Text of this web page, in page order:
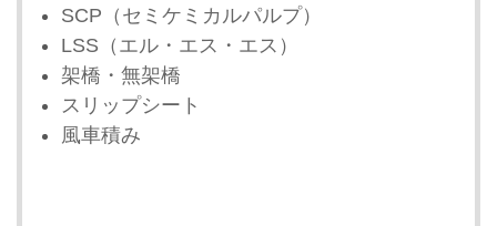
SCP（セミケミカルパルプ）
LSS（エル・エス・エス）
架橋・無架橋
スリップシート
風車積み